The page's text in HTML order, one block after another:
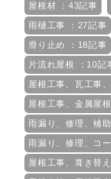
屋根材 ：43記事
雨樋工事 ：27記事
滑り止め ：18記事
片流れ屋根 ：10記
屋根工事、瓦工事
屋根工事、金属屋
雨漏り、修理、補
雨漏り、修理、コ
屋根工事、葺き替